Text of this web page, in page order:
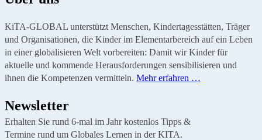
KiTA-GLOBAL unterstützt Menschen, Kindertagesstätten, Träger
und Organisationen, die Kinder im Elementarbereich auf ein Leben
in einer globalisieren Welt vorbereiten: Damit wir Kinder für
aktuelle und kommende Herausforderungen sensibilisieren und
ihnen die Kompetenzen vermitteln. Mehr erfahren …
Newsletter
Erhalten Sie rund 6-mal im Jahr kostenlos Tipps &
Termine rund um Globales Lernen in der KITA.